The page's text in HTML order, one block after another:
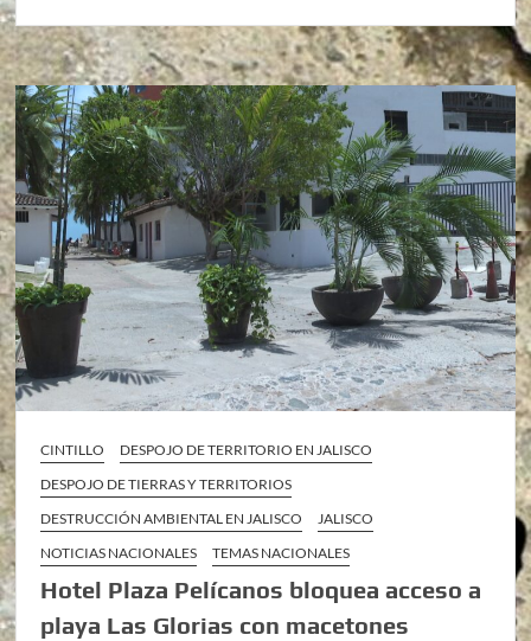
CINTILLO
DESPOJO DE TERRITORIO EN JALISCO
DESPOJO DE TIERRAS Y TERRITORIOS
DESTRUCCIÓN AMBIENTAL EN JALISCO
JALISCO
NOTICIAS NACIONALES
TEMAS NACIONALES
Hotel Plaza Pelícanos bloquea acceso a
playa Las Glorias con macetones